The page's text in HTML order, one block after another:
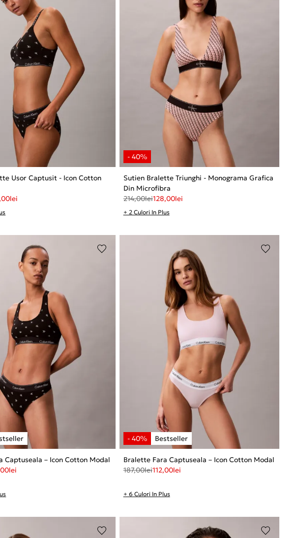
Usor Captusit - Icon Cotton
lei
Sutien Bralette Triunghi - Monograma Grafica
Din Microfibra
214,00lei128,00lei
+ 2 Culori In Plus
Captuseala – Icon Cotton Modal
lei
Bralette Fara Captuseala – Icon Cotton Modal
187,00lei112,00lei
+ 6 Culori In Plus